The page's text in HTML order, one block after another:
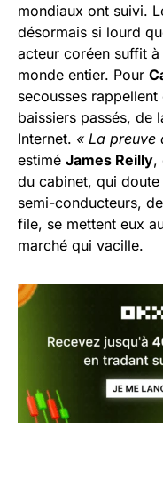
mondiaux ont suivi.
désormais si lourd
acteur coréen suffit
monde entier. Pour
secousses
baissiers passés, de
Internet. « La preuve
estimé James Reilly,
du cabinet, qui
semi-conducteurs,
file, se mettent eux
marché qui vacille.